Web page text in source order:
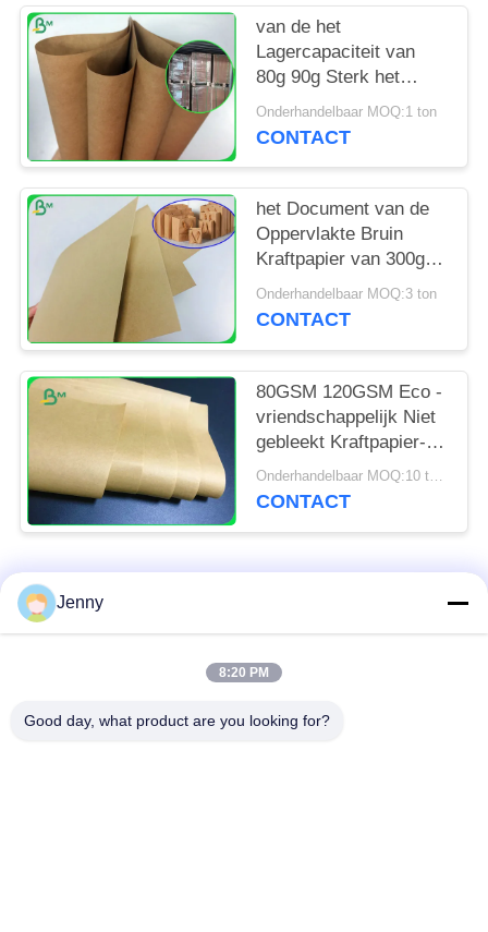
van de het
Lagercapaciteit van
80g 90g Sterk het
Document van
Kraftpapier Bruin
Onderhandelbaar MOQ:1 ton
CONTACT
het Document van de
Oppervlakte Bruin
Kraftpapier van 300gr
350gr 400gr Vlot
Broodje in Spoelpakket
Onderhandelbaar MOQ:3 ton
CONTACT
80GSM 120GSM Eco -
vriendschappelijk Niet
gebleekt Kraftpapier-
Document voor
Voedselpakketten
Onderhandelbaar MOQ:10 ton voor speciale grootte & 1 ton voor standaardgrootte
CONTACT
populaire categorieën
bruin kraftpapier-
Jenny
8:20 PM
Good day, what product are you looking for?